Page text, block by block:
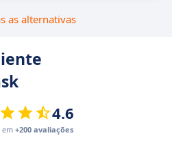
as alternativas
4.6
em +200 avaliações